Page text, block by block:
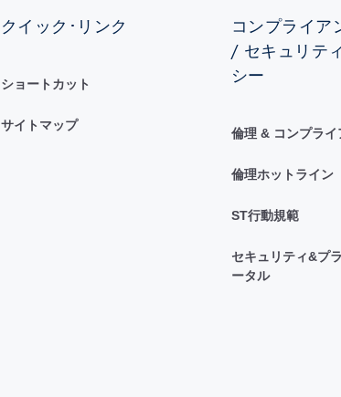
クイック･リンク
ショートカット
サイトマップ
コンプライア
/ セキュリテ
シー
倫理 & コンプライ
倫理ホットライン
ST行動規範
セキュリティ&プ
ータル